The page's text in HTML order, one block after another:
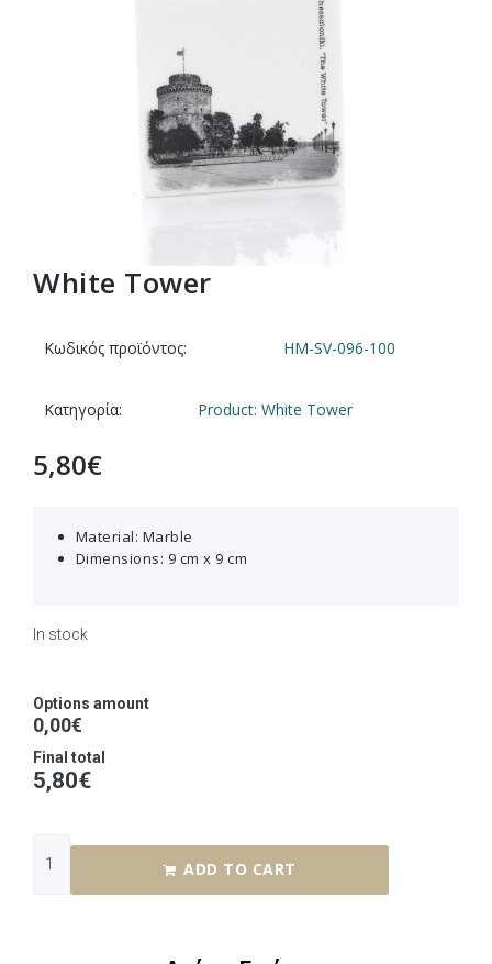
White Tower
Κωδικός προϊόντος: HM-SV-096-100
Κατηγορία: Product: White Tower
5,80€
Material: Marble
Dimensions: 9 cm x 9 cm
In stock
Options amount
0,00€
Final total
5,80€
ADD TO CART